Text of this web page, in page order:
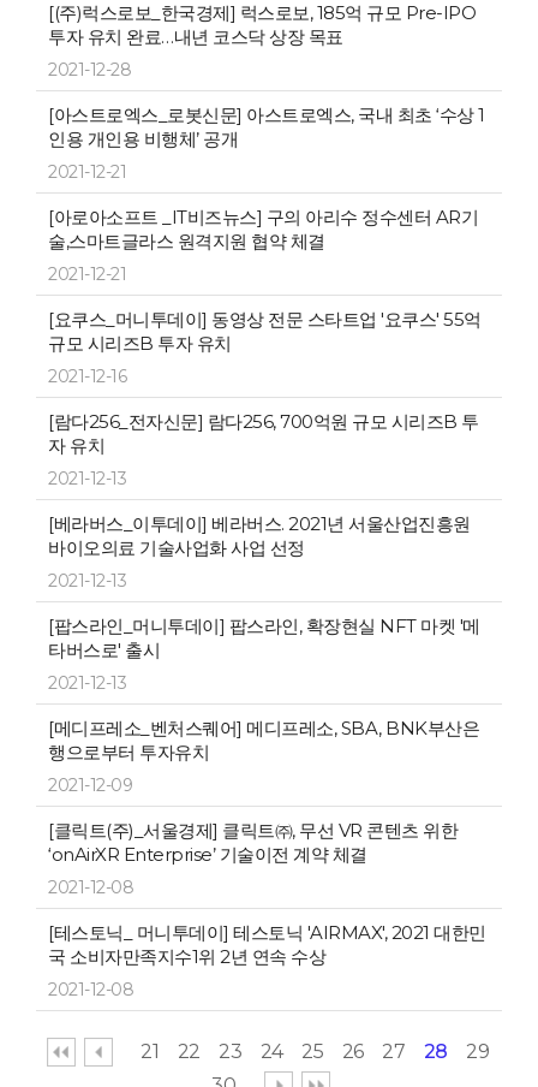
[(주)럭스로보_한국경제] 럭스로보, 185억 규모 Pre-IPO
투자 유치 완료…내년 코스닥 상장 목표
2021-12-28
[아스트로엑스_로봇신문] 아스트로엑스, 국내 최초 ‘수상 1
인용 개인용 비행체’ 공개
2021-12-21
[아로아소프트 _IT비즈뉴스] 구의 아리수 정수센터 AR기
술,스마트글라스 원격지원 협약 체결
2021-12-21
[요쿠스_머니투데이] 동영상 전문 스타트업 '요쿠스' 55억
규모 시리즈B 투자 유치
2021-12-16
[람다256_전자신문] 람다256, 700억원 규모 시리즈B 투
자 유치
2021-12-13
[베라버스_이투데이] 베라버스. 2021년 서울산업진흥원
바이오의료 기술사업화 사업 선정
2021-12-13
[팝스라인_머니투데이] 팝스라인, 확장현실 NFT 마켓 '메
타버스로' 출시
2021-12-13
[메디프레소_벤처스퀘어] 메디프레소, SBA, BNK부산은
행으로부터 투자유치
2021-12-09
[클릭트(주)_서울경제] 클릭트㈜, 무선 VR 콘텐츠 위한
‘onAirXR Enterprise’ 기술이전 계약 체결
2021-12-08
[테스토닉_ 머니투데이] 테스토닉 'AIRMAX', 2021 대한민
국 소비자만족지수1위 2년 연속 수상
2021-12-08
21 22 23 24 25 26 27 28
29